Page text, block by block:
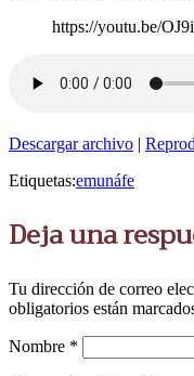
https://youtu.be/
Descargar archivo |
Etiquetas:emunáfe
Deja una
Tu dirección de correo
obligatorios están
Nombre *